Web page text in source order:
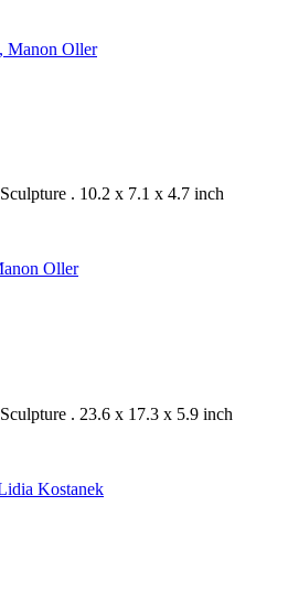
Sculpture . 10.2 x 7.1 x 4.7 inch
Sculpture . 23.6 x 17.3 x 5.9 inch